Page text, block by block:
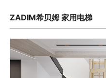
ZADIM希贝姆 家用电梯